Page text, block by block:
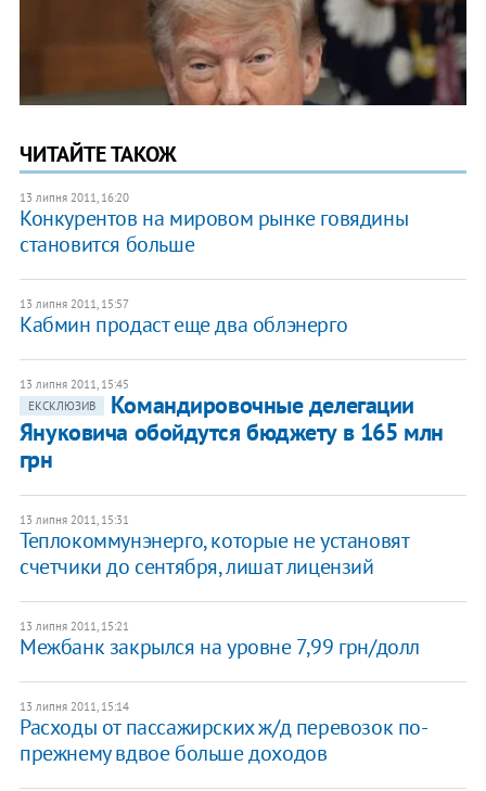
ЧИТАЙТЕ ТАКОЖ
13 липня 2011, 16:20
Конкурентов на мировом рынке говядины
становится больше
13 липня 2011, 15:57
Кабмин продаст еще два облэнерго
13 липня 2011, 15:45
ЕКСКЛЮЗИВ
​Командировочные делегации
Януковича обойдутся бюджету в 165 млн
грн
13 липня 2011, 15:31
Теплокоммунэнерго, которые не установят
счетчики до сентября, лишат лицензий
13 липня 2011, 15:21
Межбанк закрылся на уровне 7,99 грн/долл
13 липня 2011, 15:14
Расходы от пассажирских ж/д перевозок по-
прежнему вдвое больше доходов